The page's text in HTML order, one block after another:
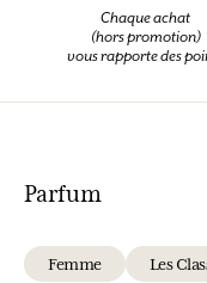
Chaque achat
(hors promotion)
vous rapporte des
Parfum
Femme Les